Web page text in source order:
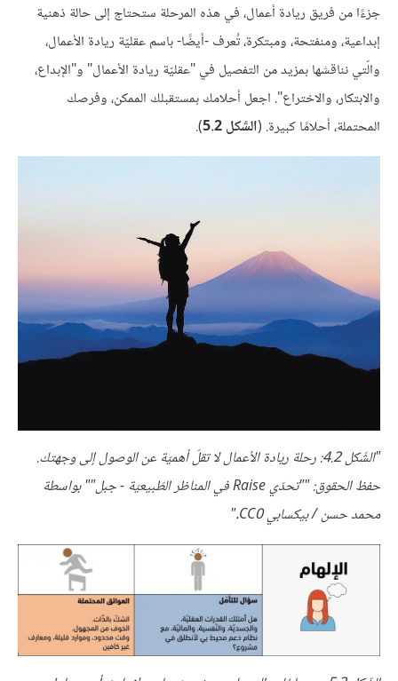
جزءًا من فريق ريادة أعمال، في هذه المرحلة ستحتاج إلى حالة ذهنية
إبداعية، ومنفتحة، ومبتكرة، تُعرف -أيضًا- باسم عقليّة ريادة الأعمال،
والّتي نناقشها بمزيد من التفصيل في "عقليّة ريادة الأعمال" و"الإبداع،
والابتكار، والاختراع". اجعل أحلامك بمستقبلك الممكن، وفرصك
المحتملة، أحلامًا كبيرة. (الشّكل 5.2 ).
"الشّكل 4.2: رحلة ريادة الأعمال لا تقلّ أهميّة عن الوصول إلى وجهتك.
حفظ الحقوق: ""تحدّي Raise في المناظر الطّبيعيّة - جبل"" بواسطة
محمد حسن / بيكسابي CC0."